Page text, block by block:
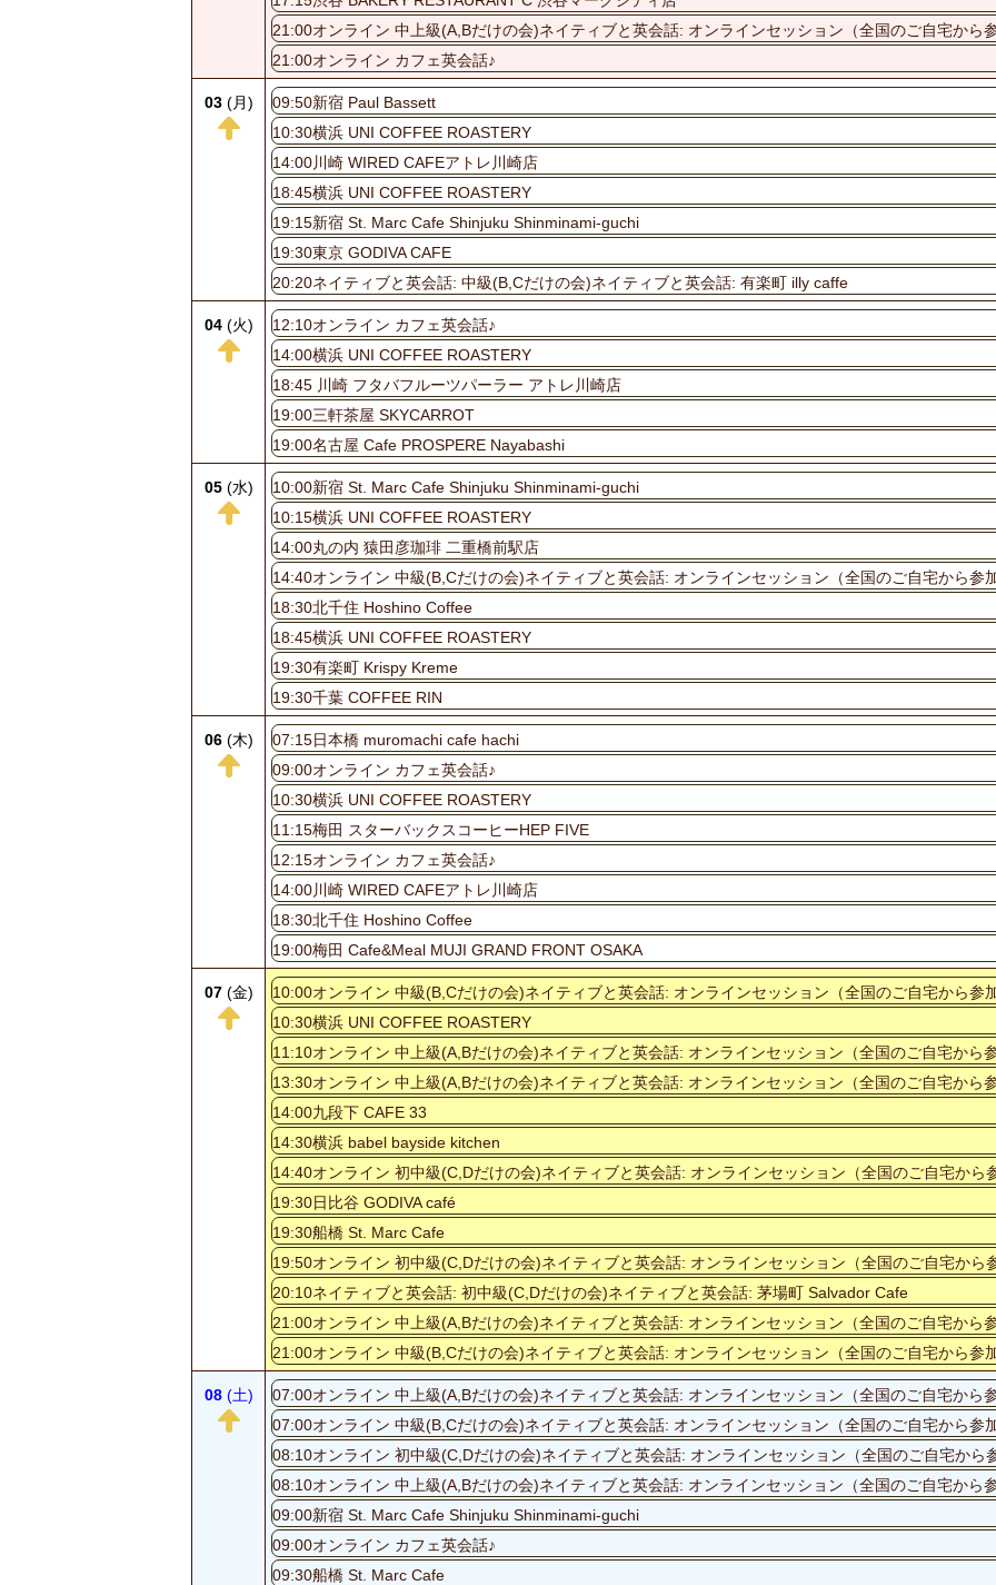
21:00オンライン 中上級(A,Bだけの会)ネイティブと英会話: オンラインセッション（全国のご自宅から
21:00オンライン カフェ英会話♪
03(月)
09:50新宿 Paul Bassett
10:30横浜 UNI COFFEE ROASTERY
14:00川崎 WIRED CAFEアトレ川崎店
18:45横浜 UNI COFFEE ROASTERY
19:15新宿 St. Marc Cafe Shinjuku Shinminami-guchi
19:30東京 GODIVA CAFE
20:20ネイティブと英会話: 中級(B,Cだけの会)ネイティブと英会話: 有楽町 illy caffe
04(火)
12:10オンライン カフェ英会話♪
14:00横浜 UNI COFFEE ROASTERY
18:45 川崎 フタバフルーツパーラー アトレ川崎店
19:00三軒茶屋 SKYCARROT
19:00名古屋 Cafe PROSPERE Nayabashi
05(水)
10:00新宿 St. Marc Cafe Shinjuku Shinminami-guchi
10:15横浜 UNI COFFEE ROASTERY
14:00丸の内 猿田彦珈琲 二重橋前駅店
14:40オンライン 中級(B,Cだけの会)ネイティブと英会話: オンラインセッション（全国のご自宅から参
18:30北千住 Hoshino Coffee
18:45横浜 UNI COFFEE ROASTERY
19:30有楽町 Krispy Kreme
19:30千葉 COFFEE RIN
06(木)
07:15日本橋 muromachi cafe hachi
09:00オンライン カフェ英会話♪
10:30横浜 UNI COFFEE ROASTERY
11:15梅田 スターバックスコーヒーHEP FIVE
12:15オンライン カフェ英会話♪
14:00川崎 WIRED CAFEアトレ川崎店
18:30北千住 Hoshino Coffee
19:00梅田 Cafe&Meal MUJI GRAND FRONT OSAKA
07(金)
10:00オンライン 中級(B,Cだけの会)ネイティブと英会話: オンラインセッション（全国のご自宅から参
10:30横浜 UNI COFFEE ROASTERY
11:10オンライン 中上級(A,Bだけの会)ネイティブと英会話: オンラインセッション（全国のご自宅から
13:30オンライン 中上級(A,Bだけの会)ネイティブと英会話: オンラインセッション（全国のご自宅から
14:00九段下 CAFE 33
14:30横浜 babel bayside kitchen
14:40オンライン 初中級(C,Dだけの会)ネイティブと英会話: オンラインセッション（全国のご自宅から
19:30日比谷 GODIVA café
19:30船橋 St. Marc Cafe
19:50オンライン 初中級(C,Dだけの会)ネイティブと英会話: オンラインセッション（全国のご自宅から
20:10ネイティブと英会話: 初中級(C,Dだけの会)ネイティブと英会話: 茅場町 Salvador Cafe
21:00オンライン 中上級(A,Bだけの会)ネイティブと英会話: オンラインセッション（全国のご自宅から
21:00オンライン 中級(B,Cだけの会)ネイティブと英会話: オンラインセッション（全国のご自宅から参
08(土)
07:00オンライン 中上級(A,Bだけの会)ネイティブと英会話: オンラインセッション（全国のご自宅から
07:00オンライン 中級(B,Cだけの会)ネイティブと英会話: オンラインセッション（全国のご自宅から参
08:10オンライン 初中級(C,Dだけの会)ネイティブと英会話: オンラインセッション（全国のご自宅から
08:10オンライン 中上級(A,Bだけの会)ネイティブと英会話: オンラインセッション（全国のご自宅から
09:00新宿 St. Marc Cafe Shinjuku Shinminami-guchi
09:00オンライン カフェ英会話♪
09:30船橋 St. Marc Cafe